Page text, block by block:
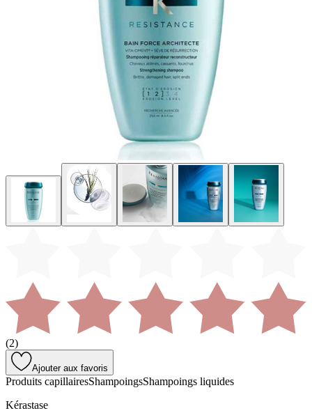
(2)
Ajouter aux favoris
Produits capillairesShampoingsShampoings liquides
Kérastase